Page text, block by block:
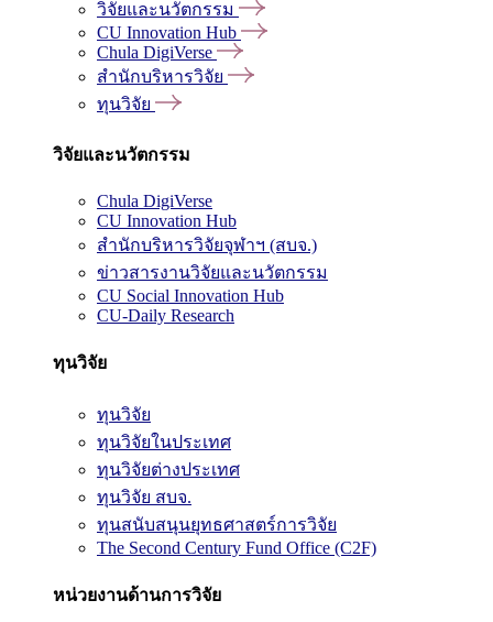
วิจัยและนวัตกรรม
CU Innovation Hub
Chula DigiVerse
สำนักบริหารวิจัย
ทุนวิจัย
วิจัยและนวัตกรรม
Chula DigiVerse
CU Innovation Hub
สำนักบริหารวิจัยจุฬาฯ (สบจ.)
ข่าวสารงานวิจัยและนวัตกรรม
CU Social Innovation Hub
CU-Daily Research
ทุนวิจัย
ทุนวิจัย
ทุนวิจัยในประเทศ
ทุนวิจัยต่างประเทศ
ทุนวิจัย สบจ.
ทุนสนับสนุนยุทธศาสตร์การวิจัย
The Second Century Fund Office (C2F)
หน่วยงานด้านการวิจัย